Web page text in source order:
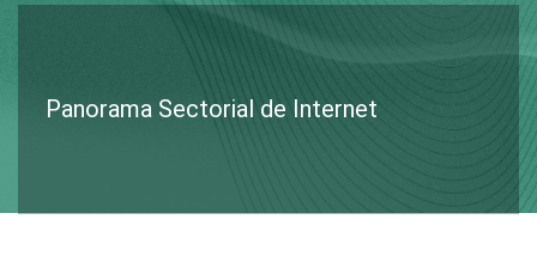
Panorama Sectorial de Internet